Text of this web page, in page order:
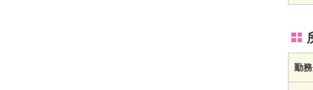
勤